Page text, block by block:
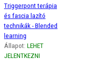
Triggerpont terápia
és fascia lazító
technikák - Blended
learning
Állapot: LEHET
JELENTKEZNI